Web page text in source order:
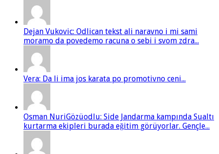
Dejan Vukovic: Odlican tekst ali naravno i mi sami
moramo da povedemo racuna o sebi i svom zdra...
Vera: Da li ima jos karata po promotivno ceni...
Osman NuriGözüodlu: Side Jandarma kampında Sualtı
kurtarma ekipleri burada eğitim görüyorlar. Gençle...